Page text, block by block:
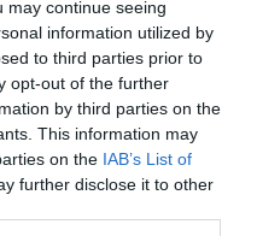
may continue seeing
information utilized by
to third parties prior to
opt-out of the further
by third parties on the
This information may
on the IAB’s List of
further disclose it to other